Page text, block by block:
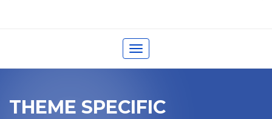
Toggle navigation
THEME SPECIFIC